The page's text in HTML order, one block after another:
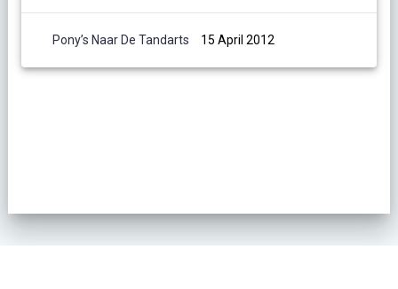
Pony’s Naar De Tandarts 15 April 2012